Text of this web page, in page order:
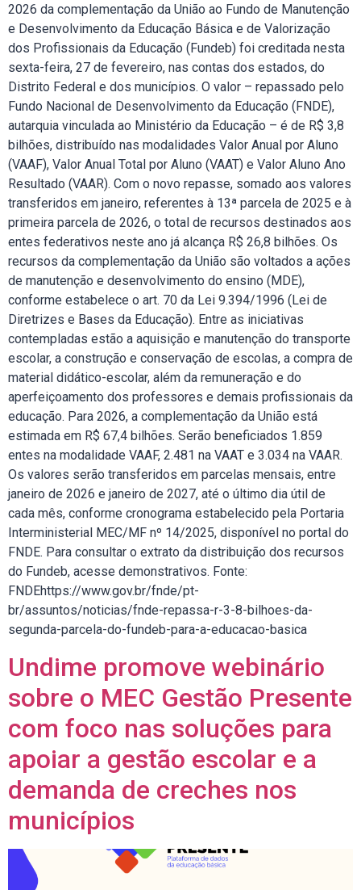
2026 da complementação da União ao Fundo de Manutenção
e Desenvolvimento da Educação Básica e de Valorização
dos Profissionais da Educação (Fundeb) foi creditada nesta
sexta-feira, 27 de fevereiro, nas contas dos estados, do
Distrito Federal e dos municípios. O valor – repassado pelo
Fundo Nacional de Desenvolvimento da Educação (FNDE),
autarquia vinculada ao Ministério da Educação – é de R$ 3,8
bilhões, distribuído nas modalidades Valor Anual por Aluno
(VAAF), Valor Anual Total por Aluno (VAAT) e Valor Aluno Ano
Resultado (VAAR). Com o novo repasse, somado aos valores
transferidos em janeiro, referentes à 13ª parcela de 2025 e à
primeira parcela de 2026, o total de recursos destinados aos
entes federativos neste ano já alcança R$ 26,8 bilhões. Os
recursos da complementação da União são voltados a ações
de manutenção e desenvolvimento do ensino (MDE),
conforme estabelece o art. 70 da Lei 9.394/1996 (Lei de
Diretrizes e Bases da Educação). Entre as iniciativas
contempladas estão a aquisição e manutenção do transporte
escolar, a construção e conservação de escolas, a compra de
material didático-escolar, além da remuneração e do
aperfeiçoamento dos professores e demais profissionais da
educação. Para 2026, a complementação da União está
estimada em R$ 67,4 bilhões. Serão beneficiados 1.859
entes na modalidade VAAF, 2.481 na VAAT e 3.034 na VAAR.
Os valores serão transferidos em parcelas mensais, entre
janeiro de 2026 e janeiro de 2027, até o último dia útil de
cada mês, conforme cronograma estabelecido pela Portaria
Interministerial MEC/MF nº 14/2025, disponível no portal do
FNDE. Para consultar o extrato da distribuição dos recursos
do Fundeb, acesse demonstrativos. Fonte:
FNDEhttps://www.gov.br/fnde/pt-
br/assuntos/noticias/fnde-repassa-r-3-8-bilhoes-da-
segunda-parcela-do-fundeb-para-a-educacao-basica
Undime promove webinário
sobre o MEC Gestão Presente
com foco nas soluções para
apoiar a gestão escolar e a
demanda de creches nos
municípios